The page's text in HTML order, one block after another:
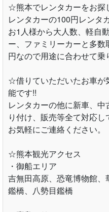
☆熊本でレンタカーをお探
レンタカーの100円レンタ
お1人様から大人数、軽自
ー、ファミリーカーと多
円なので用途に合わせて乗
☆借りていただいたお車が
能です!!
レンタカーの他に新車、
り付け、販売等全て対応し
お気軽にご連絡ください。
☆熊本観光アクセス
・御船エリア
吉無田高原、恐竜博物館、
鑑橋、八勢目鑑橋